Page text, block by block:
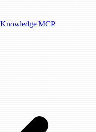
Knowledge MCP